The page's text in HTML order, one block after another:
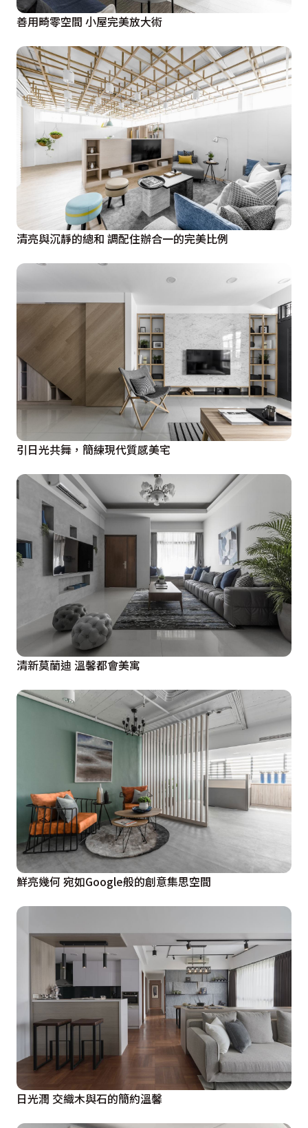
善用畸零空間 小屋完美放大術
清亮與沉靜的總和 調配住辦合一的完美比例
引日光共舞，簡練現代質感美宅
清新莫蘭迪 溫馨都會美寓
鮮亮幾何 宛如Google般的創意集思空間
日光潤 交織木與石的簡約溫馨